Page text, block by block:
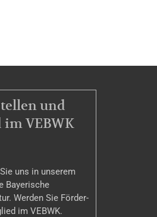
und
VEBWK
uns in unserem
Bayerische
Werden Sie Förder-
im VEBWK.